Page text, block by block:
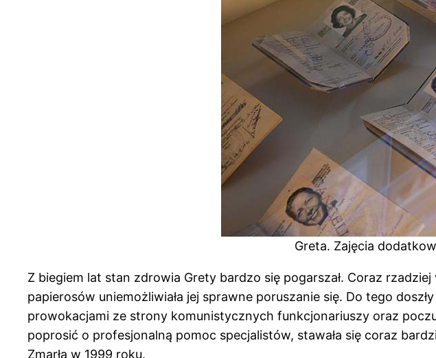
Greta. Zajęcia
Z biegiem lat stan zdrowia Grety bardzo się pogarszał. Coraz
papierosów uniemożliwiała jej sprawne poruszanie się. Do tego
prowokacjami ze strony komunistycznych funkcjonariuszy oraz
poprosić o profesjonalną pomoc specjalistów, stawała się coraz
Zmarła w 1999 roku.